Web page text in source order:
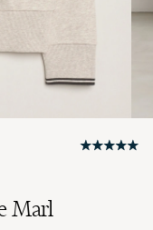
Marl